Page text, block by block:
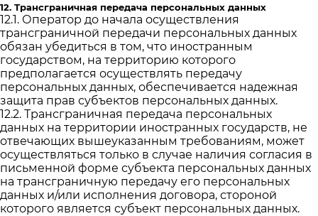
12. Трансграничная передача персональных данных
12.1. Оператор до начала осуществления
трансграничной передачи персональных данных
обязан убедиться в том, что иностранным
государством, на территорию которого
предполагается осуществлять передачу
персональных данных, обеспечивается надежная
защита прав субъектов персональных данных.
12.2. Трансграничная передача персональных
данных на территории иностранных государств, не
отвечающих вышеуказанным требованиям, может
осуществляться только в случае наличия согласия в
письменной форме субъекта персональных данных
на трансграничную передачу его персональных
данных и/или исполнения договора, стороной
которого является субъект персональных данных.